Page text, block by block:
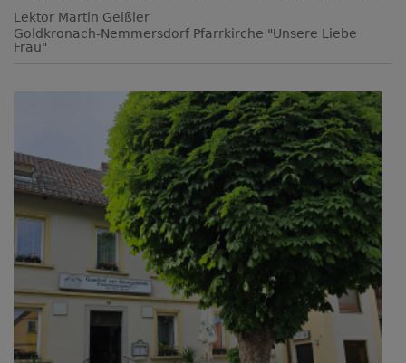
Lektor Martin Geißler
Goldkronach-Nemmersdorf Pfarrkirche "Unsere Liebe
Frau"